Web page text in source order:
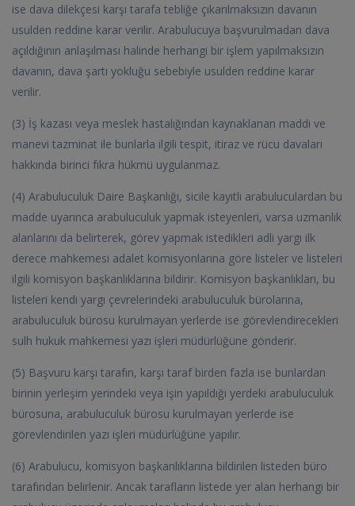
ise dava dilekçesi karşı tarafa tebliğe çıkarılmaksızın davanın
usulden reddine karar verilir. Arabulucuya başvurulmadan dava
açıldığının anlaşılması halinde herhangi bir işlem yapılmaksızın
davanın, dava şartı yokluğu sebebiyle usulden reddine karar
verilir.
(3) İş kazası veya meslek hastalığından kaynaklanan maddi ve
manevi tazminat ile bunlarla ilgili tespit, itiraz ve rücu davaları
hakkında birinci fıkra hükmü uygulanmaz.
(4) Arabuluculuk Daire Başkanlığı, sicile kayıtlı arabuluculardan bu
madde uyarınca arabuluculuk yapmak isteyenleri, varsa uzmanlık
alanlarını da belirterek, görev yapmak istedikleri adli yargı ilk
derece mahkemesi adalet komisyonlarına göre listeler ve listeleri
ilgili komisyon başkanlıklarına bildirir. Komisyon başkanlıkları, bu
listeleri kendi yargı çevrelerindeki arabuluculuk bürolarına,
arabuluculuk bürosu kurulmayan yerlerde ise görevlendirecekleri
sulh hukuk mahkemesi yazı işleri müdürlüğüne gönderir.
(5) Başvuru karşı tarafın, karşı taraf birden fazla ise bunlardan
birinin yerleşim yerindeki veya işin yapıldığı yerdeki arabuluculuk
bürosuna, arabuluculuk bürosu kurulmayan yerlerde ise
görevlendirilen yazı işleri müdürlüğüne yapılır.
(6) Arabulucu, komisyon başkanlıklarına bildirilen listeden büro
tarafından belirlenir. Ancak tarafların listede yer alan herhangi bir